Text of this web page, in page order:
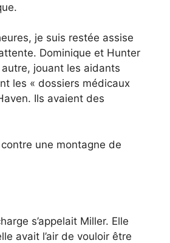
je suis restée assise
Dominique et Hunter
jouant les aidants
les « dossiers médicaux
Ils avaient des
contre une montagne de
s’appelait Miller. Elle
avait l’air de vouloir être